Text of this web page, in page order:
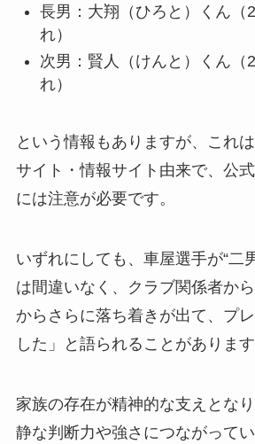
長男：大翔（ひろと）くん（
れ）
次男：賢人（けんと）くん（
れ）
という情報もありますが、これ
サイト・情報サイト由来で、公
には注意が必要です。
いずれにしても、車屋選手が“二
は間違いなく、クラブ関係者か
からさらに落ち着きが出て、プ
した」と語られることがあります
家族の存在が精神的な支えとな
静な判断力や強さにつながってい